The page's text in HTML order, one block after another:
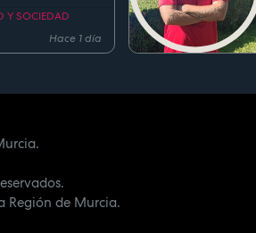
Y SOCIEDAD
Hace 1 día
Región de Murcia.